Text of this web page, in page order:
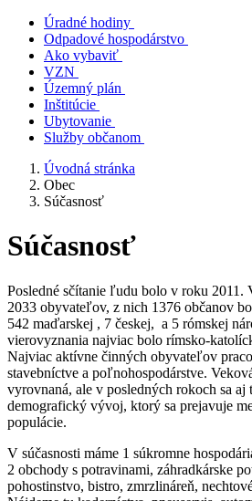
Úradné hodiny
Odpadové hospodárstvo
Ako vybaviť
VZN
Územný plán
Inštitúcie
Ubytovanie
Služby občanom
Úvodná stránka
Obec
Súčasnosť
Súčasnosť
Posledné sčítanie ľudu bolo v roku 2011.
2033 obyvateľov, z nich 1376 občanov
542 maďarskej , 7 českej, a 5 rómskej
vierovyznania najviac bolo rímsko-
Najviac aktívne činných obyvateľov
stavebníctve a poľnohospodárstve.
vyrovnaná, ale v posledných rokoch sa aj
demografický vývoj, ktorý sa prejavuje
populácie.
V súčasnosti máme 1 súkromne
2 obchody s potravinami, záhradkárske
pohostinstvo, bistro, zmrzlináreň,